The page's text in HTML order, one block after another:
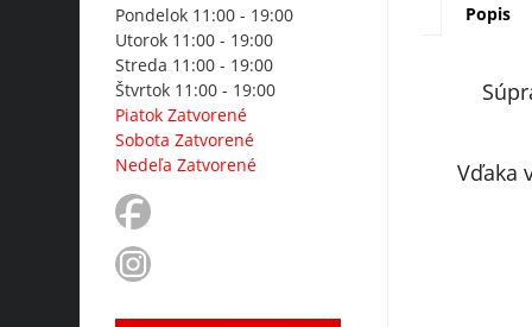
Pondelok 11:00 - 19:00
Utorok 11:00 - 19:00
Streda 11:00 - 19:00
Štvrtok 11:00 - 19:00
Piatok Zatvorené
Sobota Zatvorené
Nedeľa Zatvorené
Popis
Vďaka